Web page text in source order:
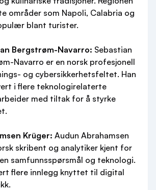
områder som Napoli, Calabria og
blant turister.
Bergstrøm-Navarro: Sebastian
Navarro er en norsk profesjonell
og cybersikkerhetsfeltet. Han
i flere teknologirelaterte
med tiltak for å styrke
Krüger: Audun Abrahamsen
skribent og analytiker kjent for
samfunnsspørsmål og teknologi.
flere innlegg knyttet til digital